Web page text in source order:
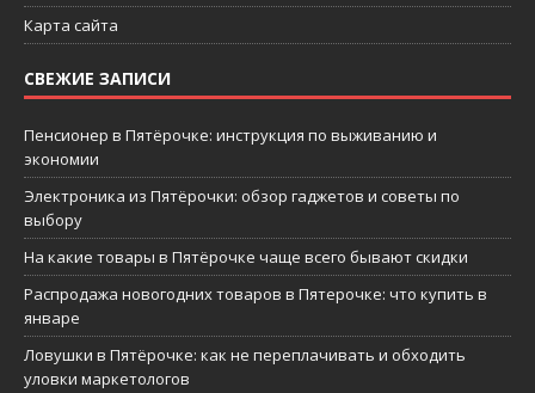
Карта сайта
СВЕЖИЕ ЗАПИСИ
Пенсионер в Пятёрочке: инструкция по выживанию и
экономии
Электроника из Пятёрочки: обзор гаджетов и советы по
выбору
На какие товары в Пятёрочке чаще всего бывают скидки
Распродажа новогодних товаров в Пятерочке: что купить в
январе
Ловушки в Пятёрочке: как не переплачивать и обходить
уловки маркетологов